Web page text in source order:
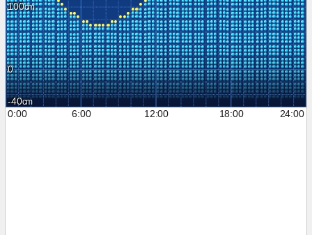
100
0
-40
0:00
6:00 12:00 18:00 24:00